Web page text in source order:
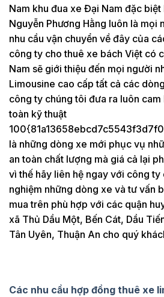
Nam khu đua xe Đại Nam đặc biệt
Nguyễn Phương Hằng luôn là mọi
nhu cầu vận chuyển về đây của
công ty cho thuê xe bách Việt có
Nam sẽ giới thiệu đến mọi người
Limousine cao cấp tất cả các
công ty chúng tôi đưa ra luôn
toàn kỹ thuật
là những dòng xe mới phục vụ
an toàn chất lượng mà giá cả lại
vì thế hãy liên hệ ngay với công ty
nghiệm những dòng xe và tư vấn
mua trên phù hợp với các quận
xã Thủ Dầu Một, Bến Cát, Dầu
Tân Uyên, Thuận An cho quý
Các nhu cầu hợp đồng thuê xe